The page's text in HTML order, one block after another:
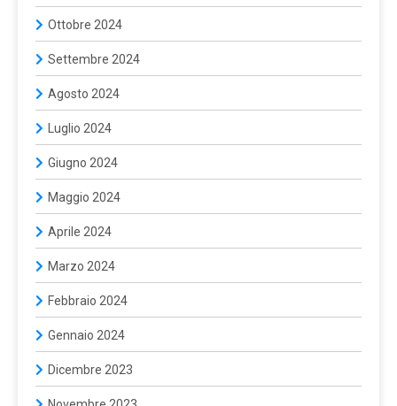
Ottobre 2024
Settembre 2024
Agosto 2024
Luglio 2024
Giugno 2024
Maggio 2024
Aprile 2024
Marzo 2024
Febbraio 2024
Gennaio 2024
Dicembre 2023